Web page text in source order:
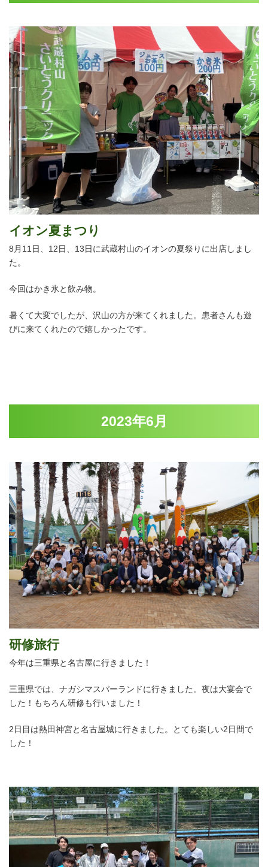
イオン夏まつり
8月11日、12日、13日に武蔵村山のイオンの夏祭りに出店しまし
た。
今回はかき氷と飲み物。
暑くて大変でしたが、沢山の方が来てくれました。患者さんも遊
びに来てくれたので嬉しかったです。
2023年6月
研修旅行
今年は三重県と名古屋に行きました！
三重県では、ナガシマスパーランドに行きました。夜は大宴会で
した！もちろん研修も行いました！
2日目は熱田神宮と名古屋城に行きました。とても楽しい2日間で
した！